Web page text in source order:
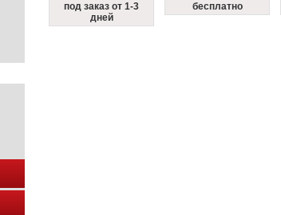
под заказ от 1-3
дней
бесплатно